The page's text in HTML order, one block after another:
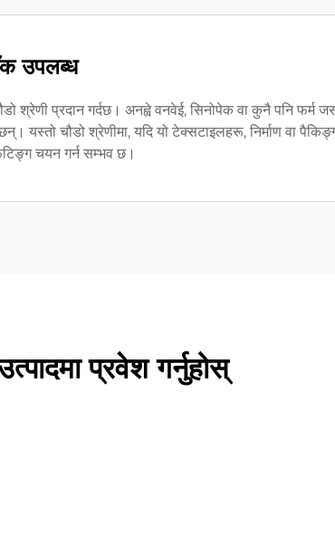
उपलब्ध
श्रेणी प्रदान गर्दछ। अनह्वे वनवेई, सिनोपेक वा कुनै पनि फर्म
यस्तो चौडो श्रेणीमा, यदि यो टेक्सटाइलहरू, निर्माण वा
चयन गर्न सम्भव छ।
प्रवेश गर्नुहोस्